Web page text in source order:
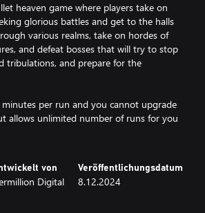
heaven game where players take on
glorious battles and get to the halls
various realms, take on hordes of
and defeat bosses that will try to stop
tribulations, and prepare for the
per run and you cannot upgrade
allows unlimited number of runs for you
von
Digital
Veröffentlichungsdatum
8.12.2024